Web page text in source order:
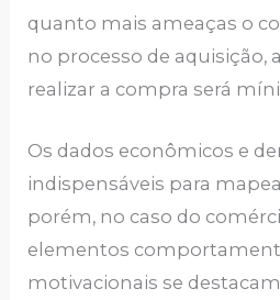
quanto mais ameaças o
no processo de aquisição,
realizar a compra será
Os dados econômicos e
indispensáveis para
porém, no caso do
elementos
motivacionais se